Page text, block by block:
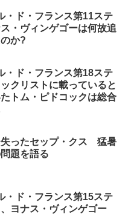
・ド・フランス第11ステ
・ヴィンゲゴーは何故追
か?
・ド・フランス第18ステ
クリストに載っていると
トム・ピドコックは総合
失ったセップ・クス 猛暑
題を語る
・ド・フランス第15ステ
ヨナス・ヴィンゲゴー